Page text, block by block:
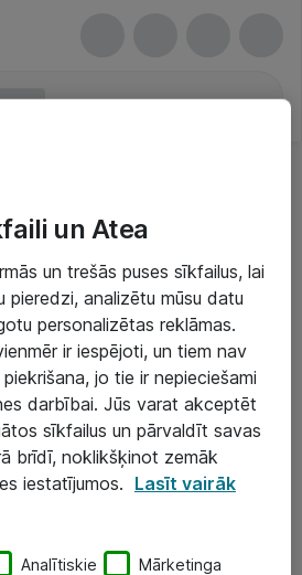
un Atea
un trešās puses sīkfailus, lai
pieredzi, analizētu mūsu datu
personalizētas reklāmas.
ir iespējoti, un tiem nav
jo tie ir nepieciešami
darbībai. Jūs varat akceptēt
sīkfailus un pārvaldīt savas
brīdī, noklikšķinot zemāk
iestatījumos. Lasīt vairāk
Analītiskie Mārketinga